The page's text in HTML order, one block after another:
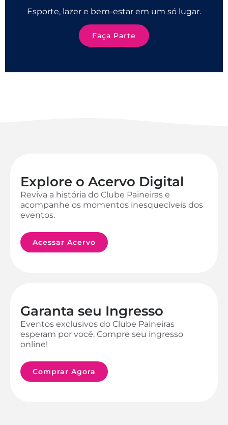
Esporte, lazer e bem-estar em um só lugar.
Faça Parte
Explore o Acervo Digital
Reviva a história do Clube Paineiras e
acompanhe os momentos inesquecíveis dos
eventos.
Acessar Acervo
Garanta seu Ingresso
Eventos exclusivos do Clube Paineiras
esperam por você. Compre seu ingresso
online!
Comprar Agora